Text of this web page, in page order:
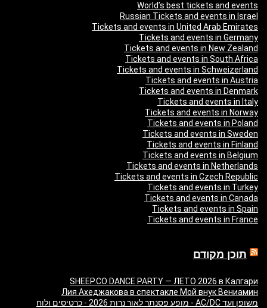
World’s best tickets and events
Russian Tickets and events in Israel
Tickets and events in United Arab Emirates
Tickets and events in Germany
Tickets and events in New Zealand
Tickets and events in South Africa
Tickets and events in Schweizerland
Tickets and events in Austria
Tickets and events in Denmark
Tickets and events in Italy
Tickets and events in Norway
Tickets and events in Poland
Tickets and events in Sweden
Tickets and events in Finland
Tickets and events in Belgium
Tickets and events in Netherlands
Tickets and events in Czech Republic
Tickets and events in Turkey
Tickets and events in Canada
Tickets and events in Spain
Tickets and events in France
תוכן מקודם
SHEEP.CO DANCE PARTY — ЛЕТО 2026 в Калгари
Лия Ахеджакова в спектакле Мой внук Вениамин
משופן ועד AC/DC - מופע פסנתר לאור נרות 2026 - כרטיסים ולוח